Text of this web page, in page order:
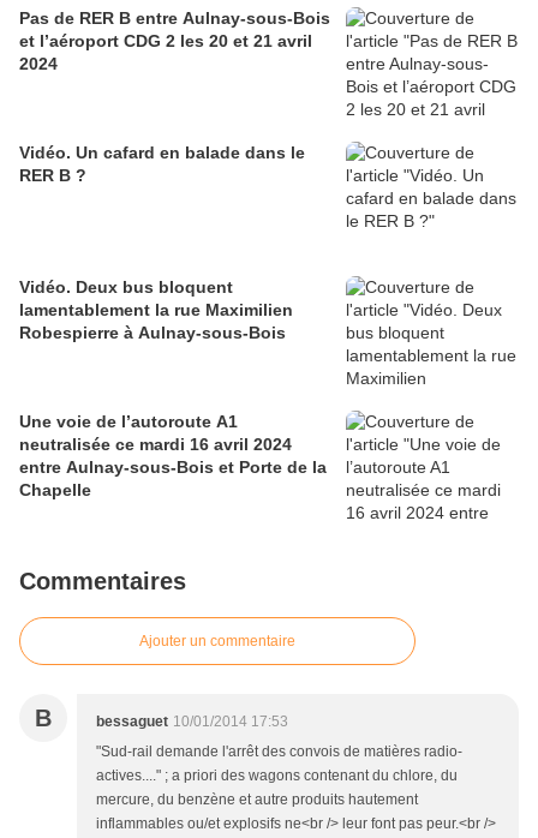
Pas de RER B entre Aulnay-sous-Bois
et l’aéroport CDG 2 les 20 et 21 avril
2024
Vidéo. Un cafard en balade dans le
RER B ?
Vidéo. Deux bus bloquent
lamentablement la rue Maximilien
Robespierre à Aulnay-sous-Bois
Une voie de l’autoroute A1
neutralisée ce mardi 16 avril 2024
entre Aulnay-sous-Bois et Porte de la
Chapelle
Commentaires
Ajouter un commentaire
B bessaguet 10/01/2014 17:53
"Sud-rail demande l'arrêt des convois de matières radio-
actives...." ; a priori des wagons contenant du chlore, du
mercure, du benzène et autre produits hautement
inflammables ou/et explosifs ne<br /> leur font pas peur.<br />